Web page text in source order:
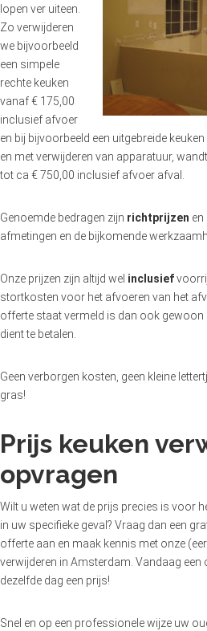
lopen ver uiteen.
Zo verwijderen
we bijvoorbeeld
een simpele
rechte keuken
vanaf € 175,00
inclusief afvoer
en bij bijvoorbeeld een uitgebreide
en met verwijderen van apparatuur,
tot ca € 750,00 inclusief afvoer afval.
Genoemde bedragen zijn richtprijzen en
afmetingen en de bijkomende
Onze prijzen zijn altijd wel inclusief
stortkosten voor het afvoeren van het
offerte staat vermeld is dan ook gewoon
dient te betalen.
Geen verborgen kosten, geen kleine
gras!
Prijs keuken
opvragen
Wilt u weten wat de prijs precies is voor
in uw specifieke geval? Vraag dan een
offerte aan en maak kennis met onze
verwijderen in Amsterdam. Vandaag
dezelfde dag een prijs!
Snel en op een professionele wijze uw